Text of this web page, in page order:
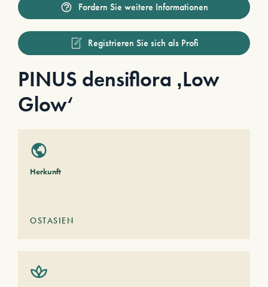
Fordern Sie weitere Informationen
Registrieren Sie sich als Profi
PINUS densiflora ‚Low
Glow‘
Herkunft
OSTASIEN